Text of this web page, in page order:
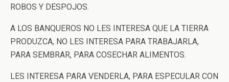
ROBOS Y DESPOJOS.
A LOS BANQUEROS NO LES INTERESA QUE LA TIERRA
PRODUZCA, NO LES INTERESA PARA TRABAJARLA,
PARA SEMBRAR, PARA COSECHAR ALIMENTOS.
LES INTERESA PARA VENDERLA, PARA ESPECULAR CON